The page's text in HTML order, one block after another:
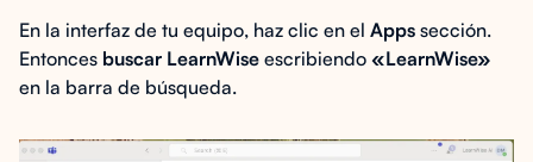
En la interfaz de tu equipo, haz clic en el Apps sección.
Entonces buscar LearnWise escribiendo «LearnWise»
en la barra de búsqueda.